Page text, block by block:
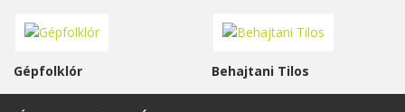
Gépfolklór Behajtani Tilos